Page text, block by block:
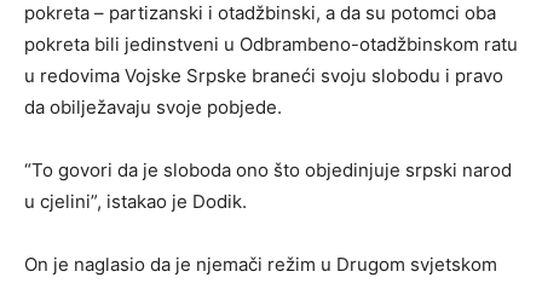
pokreta – partizanski i otadžbinski, a da su potomci oba
pokreta bili jedinstveni u Odbrambeno-otadžbinskom ratu
u redovima Vojske Srpske braneći svoju slobodu i pravo
da obilježavaju svoje pobjede.
“To govori da je sloboda ono što objedinjuje srpski narod
u cjelini”, istakao je Dodik.
On je naglasio da je njemači režim u Drugom svjetskom